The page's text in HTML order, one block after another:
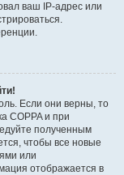
ваш IP-адрес или
Если они верны, то
COPPA и при
полученным
чтобы все новые
или
отображается в